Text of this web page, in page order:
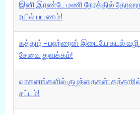
இனி இரண்டே மணி நேரத்தில் தோஹா
ரயில் பயணம்!
கத்தார் – பஹ்ரைன் இடையே கடல் வழி
சேவை துவக்கம்!
வாகனங்களில் குழந்தைகள்: கத்தாரில்
சட்டம்!